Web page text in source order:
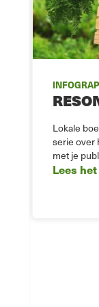
Lokale
serie over
met je
Lees